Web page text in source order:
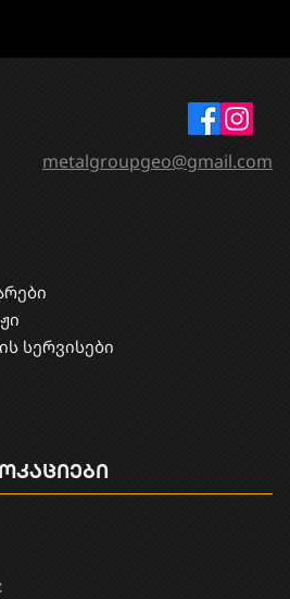
სერვისები
metalgroupgeo@gmail.com